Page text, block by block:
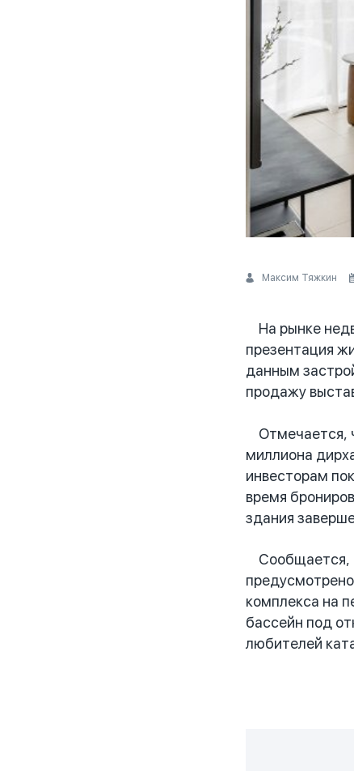
Максим Тяжкин
На рынке
презентация
данным
продажу
Отмечается,
миллиона
инвесторам
время
здания
Сообщается,
комплекса на
бассейн под
любителей